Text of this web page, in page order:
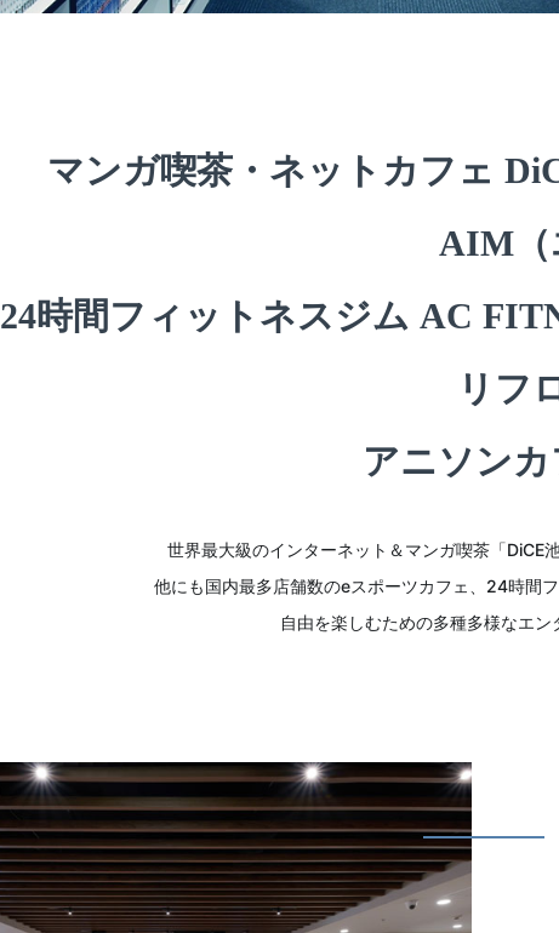
マンガ喫茶・ネットカフェ
AIM（
24時間フィットネスジム AC
リフ
アニソン
世界最大級のインターネット＆マンガ喫茶「DiCE
他にも国内最多店舗数のeスポーツカフェ、24時間
自由を楽しむための多種多様なエン